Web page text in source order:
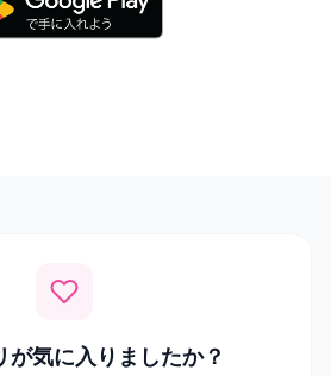
が気に入りましたか？